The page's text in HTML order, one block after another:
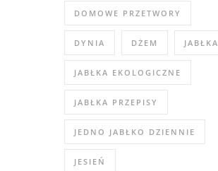
DOMOWE PRZETWORY
DYNIA DŻEM JABŁKA
JABŁKA EKOLOGICZNE
JABŁKA PRZEPISY
JEDNO JABŁKO DZIENNIE
JESIEŃ